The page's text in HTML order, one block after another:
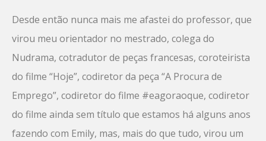
Desde então nunca mais me afastei do professor, que
virou meu orientador no mestrado, colega do
Nudrama, cotradutor de peças francesas, coroteirista
do filme “Hoje”, codiretor da peça “A Procura de
Emprego”, codiretor do filme #eagoraoque, codiretor
do filme ainda sem título que estamos há alguns anos
fazendo com Emily, mas, mais do que tudo, virou um